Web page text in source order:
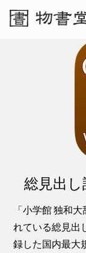
総見出
「小学館 独和
れている総見出
録した国内最大